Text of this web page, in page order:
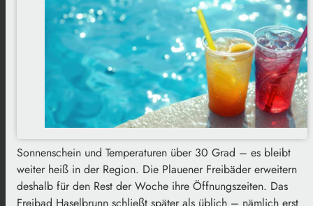
Sonnenschein und Temperaturen über 30 Grad – es bleibt
weiter heiß in der Region. Die Plauener Freibäder erweitern
deshalb für den Rest der Woche ihre Öffnungszeiten. Das
Freibad Haselbrunn schließt später als üblich – nämlich erst